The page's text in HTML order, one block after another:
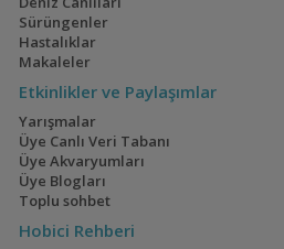
Sürüngenler
Hastalıklar
Makaleler
Etkinlikler ve Paylaşımlar
Yarışmalar
Üye Canlı Veri Tabanı
Üye Akvaryumları
Üye Blogları
Toplu sohbet
Hobici Rehberi